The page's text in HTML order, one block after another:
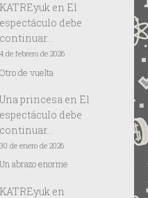
KATREyuken El
espectáculo debe
continuar…
4 de febrero de 2026
Otro de vuelta
Una princesaen El
espectáculo debe
continuar…
30 de enero de 2026
Un abrazo enorme
KATREyuk en